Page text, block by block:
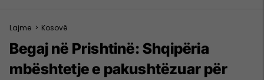
Lajme > Kosovë
Begaj në Prishtinë: Shqipëria
mbështetje e pakushtëzuar për